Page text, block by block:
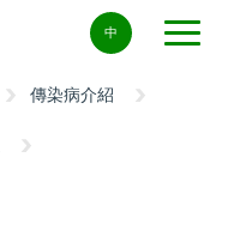
中
傳染病介紹